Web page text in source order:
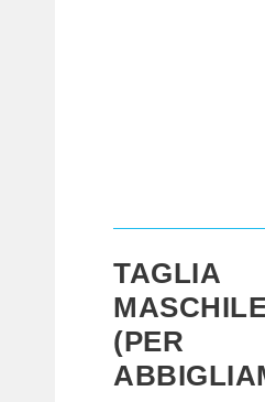
TAGLIA
(PER